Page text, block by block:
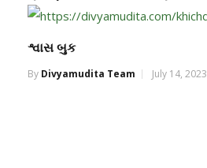
શ્વાસ બુક
By Divyamudita Team July 14, 2023